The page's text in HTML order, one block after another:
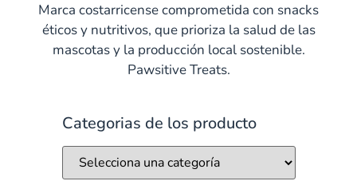
Marca costarricense comprometida con snacks
éticos y nutritivos, que prioriza la salud de las
mascotas y la producción local sostenible.
Pawsitive Treats.
Categorias de los producto